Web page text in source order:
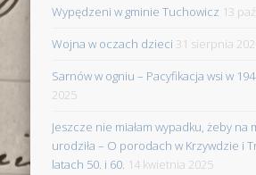
Wypędzeni w gminie Tuchowicz 13
Wojna w oczach dzieci 31 sierpnia
Sarnów w ogniu – Pacyfikacja wsi w
2025
Jeszcze nie miałam wypadku, żeby na
urodziła – O porodach w Krzywdzie i
latach 50. i 60. 14 kwietnia 2025